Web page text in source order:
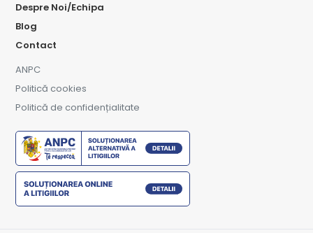
Despre Noi/Echipa
Blog
Contact
ANPC
Politică cookies
Politică de confidențialitate